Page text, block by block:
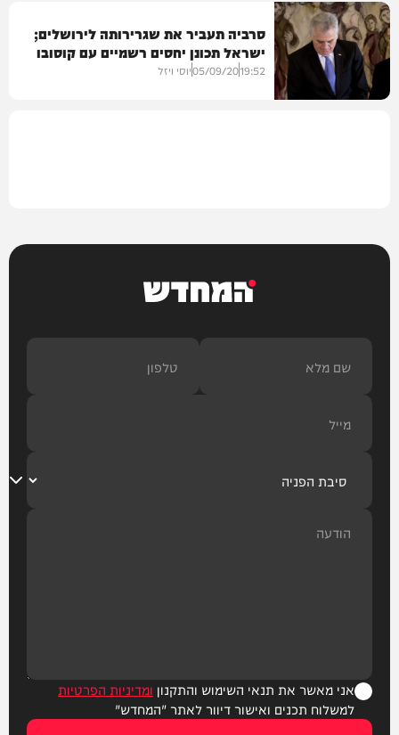
וידאו
סרביה תעביר את שגרירותה לירושלים;
ישראל תכונן יחסים רשמיים עם קוסובו
19:52
05/09/20יוסי ויזל
המחדש
אני מאשר את תנאי השימוש והתקנון ומדיניות הפרטיות
למשלוח תכנים ואישור דיוור לאתר "המחדש"